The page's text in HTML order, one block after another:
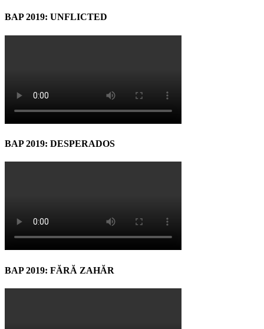
BAP 2019: UNFLICTED
BAP 2019: DESPERADOS
BAP 2019: FĂRĂ ZAHĂR